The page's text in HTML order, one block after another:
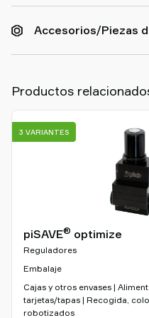
Accesorios/Piezas
Productos
piSAVE® optimize
Reguladores
Embalaje
Cajas y otros envases |
tarjetas/tapas | Recogida,
robotizados
3 VARIANTES